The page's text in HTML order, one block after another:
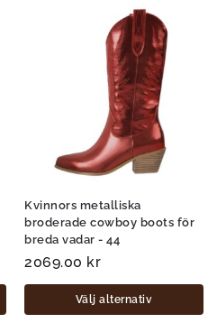
Kvinnors metalliska
broderade cowboy boots för
breda vadar - 44
2069.00 kr
Välj alternativ